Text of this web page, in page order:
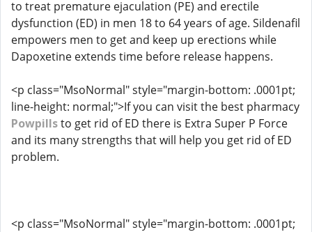
to treat premature ejaculation (PE) and erectile
dysfunction (ED) in men 18 to 64 years of age. Sildenafil
empowers men to get and keep up erections while
Dapoxetine extends time before release happens.
<p class="MsoNormal" style="margin-bottom: .0001pt;
line-height: normal;">If you can visit the best pharmacy
Powpillsto get rid of ED there is Extra Super P Force
and its many strengths that will help you get rid of ED
problem.
<p class="MsoNormal" style="margin-bottom: .0001pt;